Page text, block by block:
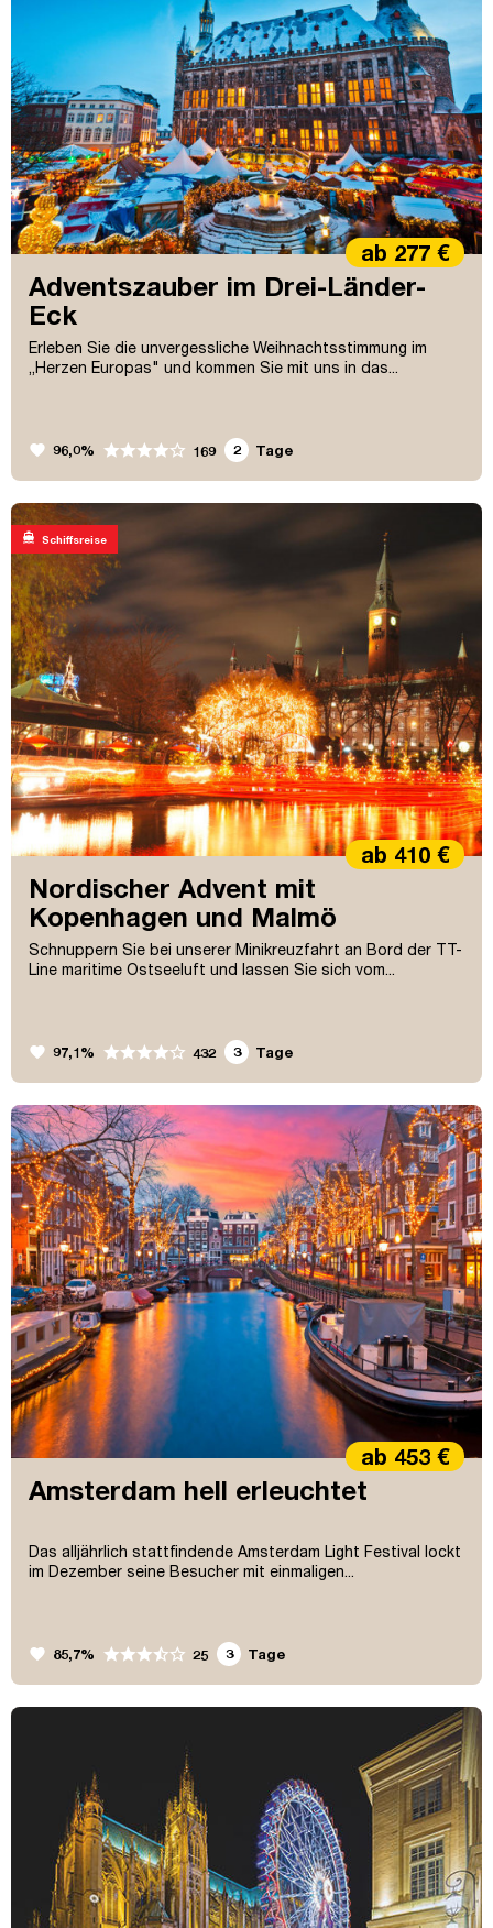
Adventszauber im Drei-Länder-
Eck
Erleben Sie die unvergessliche Weihnachtsstimmung im
„Herzen Europas" und kommen Sie mit uns in das...
ab 277 €
favorite 96,0% 169 2 Tage
directions_boat Schiffsreise
Nordischer Advent mit
Kopenhagen und Malmö
Schnuppern Sie bei unserer Minikreuzfahrt an Bord der TT-
Line maritime Ostseeluft und lassen Sie sich vom...
ab 410 €
favorite 97,1% 432 3 Tage
Amsterdam hell erleuchtet
Das alljährlich stattfindende Amsterdam Light Festival lockt
im Dezember seine Besucher mit einmaligen...
ab 453 €
favorite 85,7% 25 3 Tage